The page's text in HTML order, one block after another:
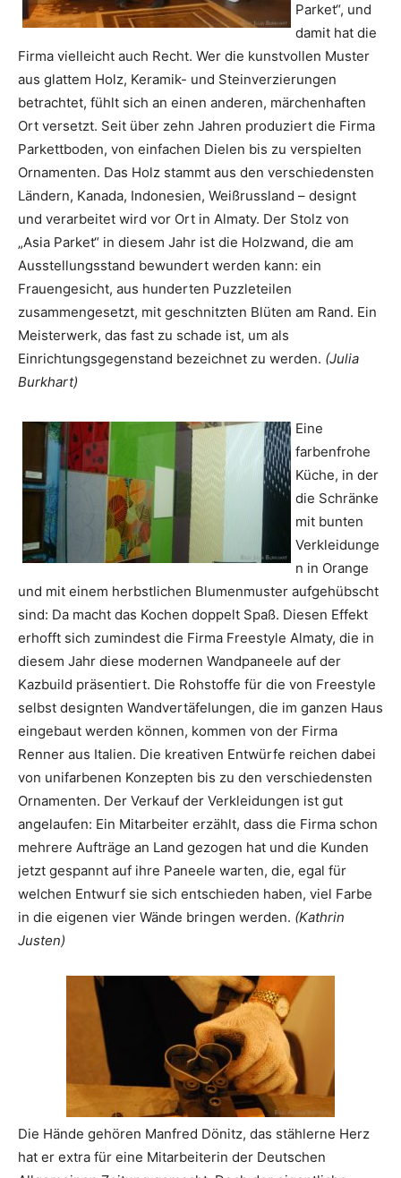
Parket“, und
damit hat die
Firma vielleicht auch Recht. Wer die kunstvollen Muster
aus glattem Holz, Keramik- und Steinverzierungen
betrachtet, fühlt sich an einen anderen, märchenhaften
Ort versetzt. Seit über zehn Jahren produziert die Firma
Parkettboden, von einfachen Dielen bis zu verspielten
Ornamenten. Das Holz stammt aus den verschiedensten
Ländern, Kanada, Indonesien, Weißrussland – designt
und verarbeitet wird vor Ort in Almaty. Der Stolz von
„Asia Parket“ in diesem Jahr ist die Holzwand, die am
Ausstellungsstand bewundert werden kann: ein
Frauengesicht, aus hunderten Puzzleteilen
zusammengesetzt, mit geschnitzten Blüten am Rand. Ein
Meisterwerk, das fast zu schade ist, um als
Einrichtungsgegenstand bezeichnet zu werden. (Julia
Burkhart)
Eine
farbenfrohe
Küche, in der
die Schränke
mit bunten
Verkleidunge
n in Orange
und mit einem herbstlichen Blumenmuster aufgehübscht
sind: Da macht das Kochen doppelt Spaß. Diesen Effekt
erhofft sich zumindest die Firma Freestyle Almaty, die in
diesem Jahr diese modernen Wandpaneele auf der
Kazbuild präsentiert. Die Rohstoffe für die von Freestyle
selbst designten Wandvertäfelungen, die im ganzen Haus
eingebaut werden können, kommen von der Firma
Renner aus Italien. Die kreativen Entwürfe reichen dabei
von unifarbenen Konzepten bis zu den verschiedensten
Ornamenten. Der Verkauf der Verkleidungen ist gut
angelaufen: Ein Mitarbeiter erzählt, dass die Firma schon
mehrere Aufträge an Land gezogen hat und die Kunden
jetzt gespannt auf ihre Paneele warten, die, egal für
welchen Entwurf sie sich entschieden haben, viel Farbe
in die eigenen vier Wände bringen werden. (Kathrin
Justen)
Die Hände gehören Manfred Dönitz, das stählerne Herz
hat er extra für eine Mitarbeiterin der Deutschen